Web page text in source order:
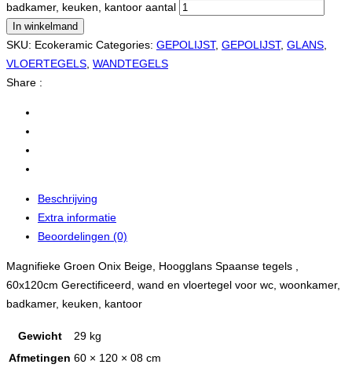
badkamer, keuken, kantoor aantal
In winkelmand
SKU: Ecokeramic Categories: GEPOLIJST, GEPOLIJST, GLANS,
VLOERTEGELS, WANDTEGELS
Share :
Beschrijving
Extra informatie
Beoordelingen (0)
Magnifieke Groen Onix Beige, Hoogglans Spaanse tegels ,
60x120cm Gerectificeerd, wand en vloertegel voor wc, woonkamer,
badkamer, keuken, kantoor
Gewicht
29 kg
Afmetingen 60 × 120 × 08 cm